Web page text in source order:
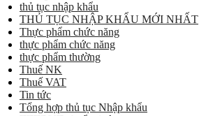
thủ tục nhập khẩu
THỦ TỤC NHẬP KHẨU MỚI NHẤT
Thực phẩm chức năng
thực phẩm chức năng
thực phẩm thường
Thuế NK
Thuế VAT
Tin tức
Tổng hợp thủ tục Nhập khẩu